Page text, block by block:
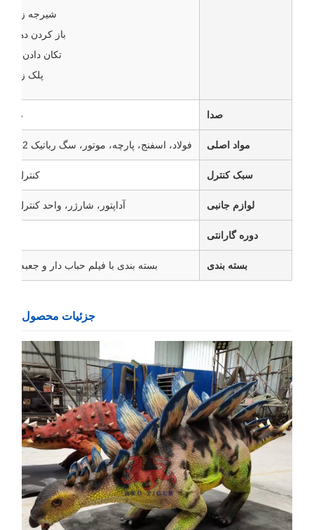
شیرجه زدن
باز کردن دهان
تکان دادن دم
پلک زدن
صدا
مواد اصلی فولاد، اسفنج، پارچه، موتور، سگ رباتیک Unitree Go2
سبک کنترل کنترل از
لوازم جانبی آداپتور، شارژر، واحد کنترل از
دوره گارانتی
بسته بندی بسته بندی با فیلم حباب دار و جعبه
جزئیات محصول